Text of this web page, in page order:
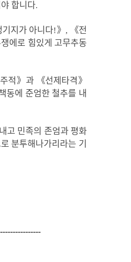
합니다.
기지가 아니다! 》 , 《전
에로 힘있게 고무추동
적 》 과《선제타격 》
동에 준엄한 철추를 내
고 민족의 존엄과 평화
분투해나가리라는 기